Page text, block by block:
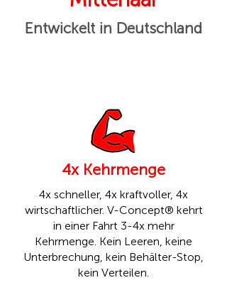
Entwickelt in Deutschland
4x Kehrmenge
4x schneller, 4x kraftvoller, 4x
wirtschaftlicher. V-Concept® kehrt
in einer Fahrt 3-4x mehr
Kehrmenge. Kein Leeren, keine
Unterbrechung, kein Behälter-Stop,
kein Verteilen.